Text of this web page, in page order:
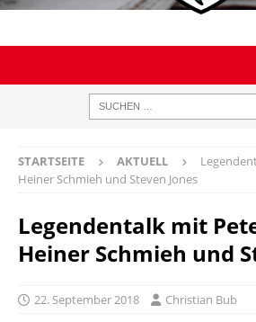
STARTSEITE AKTUELL
Heiner Schmieh und Steven Jones
Legendentalk mit
Heiner Schmieh und
22. September 2018 Christian Bub